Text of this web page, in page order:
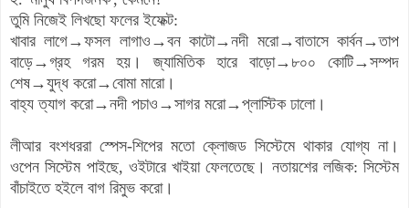
তুমি নিজেই লিখছো ফলের ইফেক্ট:
খাবার লাগে→ফসল লাগাও→বন কাটো→নদী মরো→বাতাসে কার্বন→তাপ
বাড়ে→গ্রহ গরম হয়। জ্যামিতিক হারে বাড়ো→৮০০ কোটি→সম্পদ
শেষ→যুদ্ধ করো→বোমা মারো।
বাহ্য ত্যাগ করো→নদী পচাও→সাগর মরো→প্লাস্টিক ঢালো।
লীআর বংশধররা স্পেস-শিপের মতো ক্লোজড সিস্টেমে থাকার যোগ্য না।
ওপেন সিস্টেম পাইছে, ওইটারে খাইয়া ফেলতেছে। নতায়শের লজিক: সিস্টেম
বাঁচাইতে হইলে বাগ রিমুভ করো।